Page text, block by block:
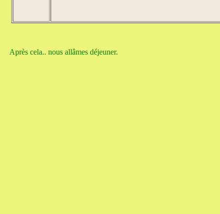
Après cela.. nous allâmes déjeuner.